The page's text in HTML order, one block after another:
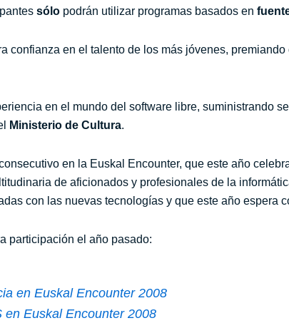
sólo podrán utilizar programas basados en
confianza en el talento de los más jóvenes,
en el mundo del software libre, suministrando
Ministerio de Cultura.
en la Euskal Encounter, que este año
de aficionados y profesionales de la
con las nuevas tecnologías y que este año espera
participación el año pasado:
en Euskal Encounter 2008
en Euskal Encounter 2008